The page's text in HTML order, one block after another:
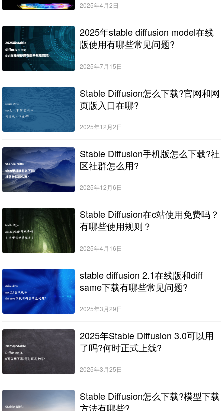
2025年4月2日
2025年stable diffusion model在线
版使用有哪些常见问题?
2025年7月15日
Stable Diffusion怎么下载?官网和网
页版入口在哪?
2025年12月2日
Stable Diffusion手机版怎么下载?社
区社群怎么用?
2025年12月6日
Stable Diffusion在c站使用免费吗？
有哪些使用规则？
2025年4月16日
stable diffusion 2.1在线版和diff
same下载有哪些常见问题?
2025年3月29日
2025年Stable Diffusion 3.0可以用
了吗?何时正式上线?
2025年3月25日
Stable Diffusion怎么下载?模型下载
方法有哪些?